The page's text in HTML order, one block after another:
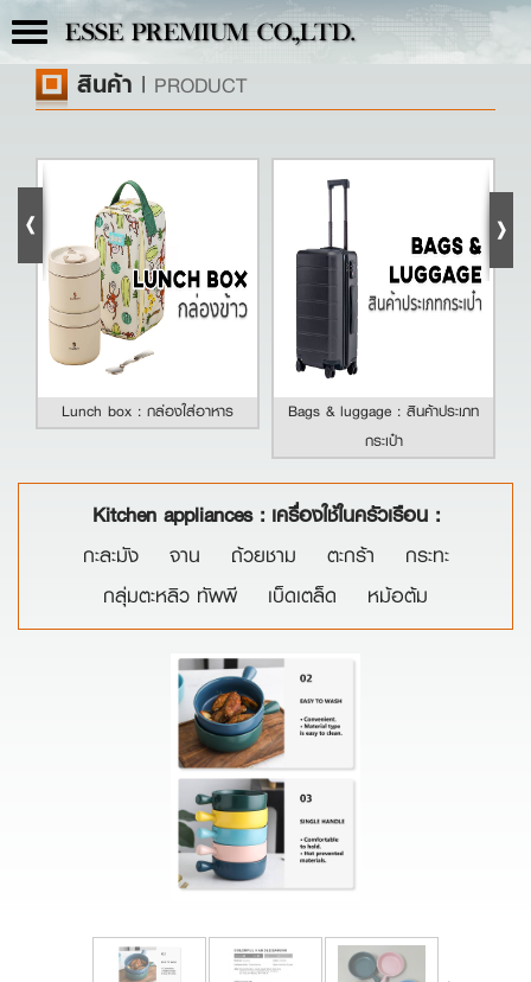
Toggle
navigation
ESSE PREMIUM CO.,LTD.
สินค้า | PRODUCT
Lunch box : กล่องใส่อาหาร
Bags & luggage : สินค้าประเภท
กระเป๋า
Kitchen appliances : เครื่องใช้ในครัวเรือน :
กะละมัง
จาน ถ้วยชาม ตะกร้า
กระทะ
กลุ่มตะหลิว ทัพพี
เบ็ดเตล็ด หม้อต้ม